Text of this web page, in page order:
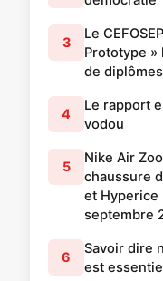
3
Le
Prototype »
de diplômes
4
Le rapport
vodou
5
Nike Air
chaussure
et Hyperice
septembre
6
Savoir dire
est